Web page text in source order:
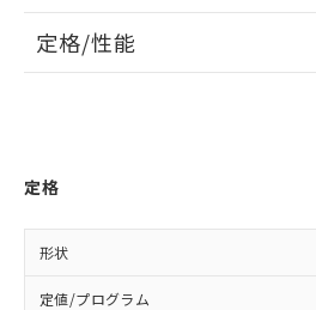
定格/性能
定格
形状
定値/プログラム